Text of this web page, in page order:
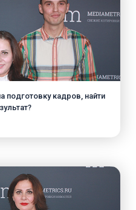
подготовку кадров, найти